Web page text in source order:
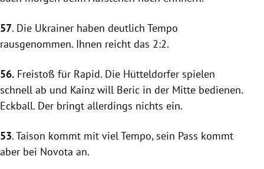
57. Die Ukrainer haben deutlich Tempo
rausgenommen. Ihnen reicht das 2:2.
56. Freistoß für Rapid. Die Hütteldorfer spielen
schnell ab und Kainzwill Beric in der Mitte bedienen.
Eckball. Der bringt allerdings nichts ein.
53. Taison kommt mit viel Tempo, sein Pass kommt
aber bei Novota an.